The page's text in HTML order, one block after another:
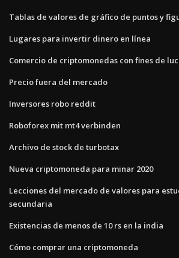
Tablas de valores de gráfico de puntos y
Lugares para invertir dinero en línea
Comercio de criptomonedas con fines de
Precio fuera del mercado
Inversores robo reddit
Roboforex mit mt4 verbinden
Archivo de stock de turbotax
Nueva criptomoneda para minar 2020
Lecciones del mercado de valores para
secundaria
Existencias de menos de 10 rs en la india
Cómo comprar una criptomoneda